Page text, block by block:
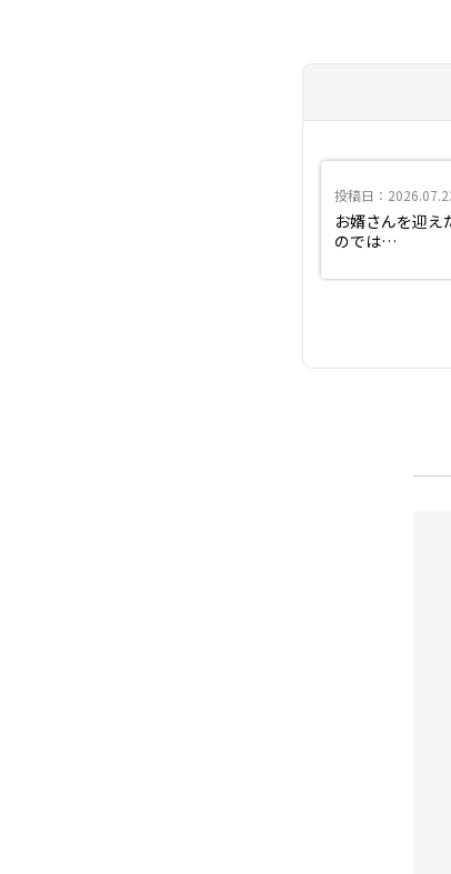
投稿日：
お婿さんを迎え
のでは…